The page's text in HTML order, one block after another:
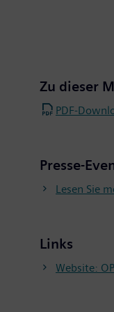
Zu dieser
PDF-
Presse-
Lesen Sie
Links
Website: